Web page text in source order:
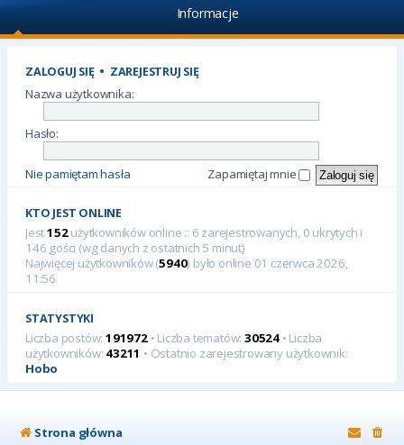
Informacje
ZALOGUJ SIĘ• ZAREJESTRUJ SIĘ
Nazwa użytkownika:
Hasło:
Nie pamiętam hasła Zapamiętaj mnie
KTO JEST ONLINE
Jest152użytkowników online :: 6 zarejestrowanych, 0 ukrytych i
146 gości (wg danych z ostatnich 5 minut)
Najwięcej użytkowników (5940) było online 01 czerwca 2026,
11:56
STATYSTYKI
Liczba postów: 191972• Liczba tematów:30524 • Liczba
użytkowników: 43211 • Ostatnio zarejestrowany użytkownik:
Hobo
Strona główna